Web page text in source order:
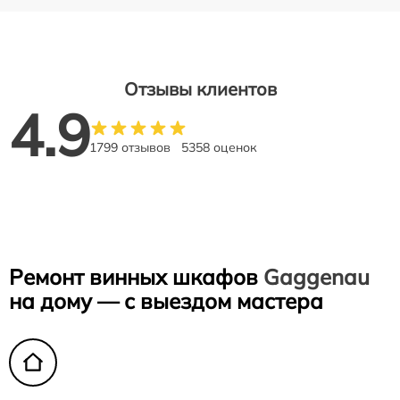
Отзывы клиентов
4.91799 отзывов 5358 оценок
Ремонт винных шкафов Gaggenau
на дому — с выездом мастера